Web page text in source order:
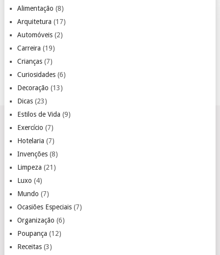
Alimentação (8)
Arquitetura (17)
Automóveis(2)
Carreira (19)
Crianças(7)
Curiosidades(6)
Decoração (13)
Dicas(23)
Estilos de Vida (9)
Exercício (7)
Hotelaria (7)
Invenções(8)
Limpeza (21)
Luxo (4)
Mundo (7)
Ocasiões Especiais(7)
Organização (6)
Poupança (12)
Receitas(3)